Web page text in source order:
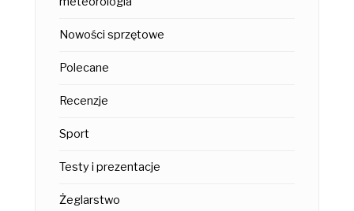
Nowości sprzętowe
Polecane
Recenzje
Sport
Testy i prezentacje
Żeglarstwo